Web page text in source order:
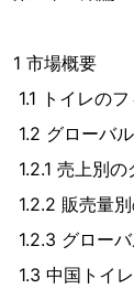
1 市場概要
1.1 トイレの
1.2 グローバ
1.2.1 売上別
1.2.2 販売量
1.2.3 グロー
1.3 中国トイ